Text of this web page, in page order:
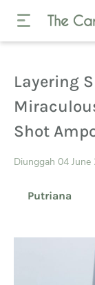
Layering
Shot
Diunggah 04 June
Putriana